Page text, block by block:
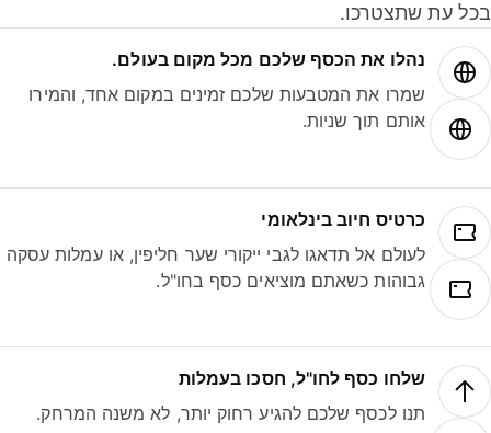
עת שתצטרכו.
נהלו את הכסף שלכם מכל מקום בעולם.
שמרו את המטבעות שלכם זמינים במקום אחד, והמירו
אותם תוך שניות.
כרטיס חיוב בינלאומי
לעולם אל תדאגו לגבי ייקורי שער חליפין, או עמלות עסקה
גבוהות כשאתם מוציאים כסף בחו"ל.
שלחו כסף לחו"ל, חסכו בעמלות
תנו לכסף שלכם להגיע רחוק יותר, לא משנה המרחק.